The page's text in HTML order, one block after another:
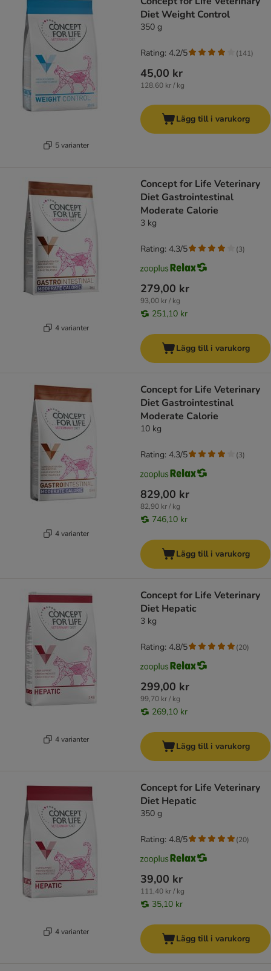
5 varianter
Diet Weight Control
350 g
45,00 kr
128,60 kr / kg
Rating: 4.2/5 (141)
Lägg till i varukorg
4 varianter
Concept for Life Veterinary
Diet Gastrointestinal
Moderate Calorie
3 kg
279,00 kr
93,00 kr / kg
251,10 kr
Rating: 4.3/5 (3)
Lägg till i varukorg
4 varianter
Concept for Life Veterinary
Diet Gastrointestinal
Moderate Calorie
10 kg
829,00 kr
82,90 kr / kg
746,10 kr
Rating: 4.3/5 (3)
Lägg till i varukorg
4 varianter
Concept for Life Veterinary
Diet Hepatic
3 kg
299,00 kr
99,70 kr / kg
269,10 kr
Rating: 4.8/5 (20)
Lägg till i varukorg
4 varianter
Concept for Life Veterinary
Diet Hepatic
350 g
39,00 kr
111,40 kr / kg
35,10 kr
Rating: 4.8/5 (20)
Lägg till i varukorg